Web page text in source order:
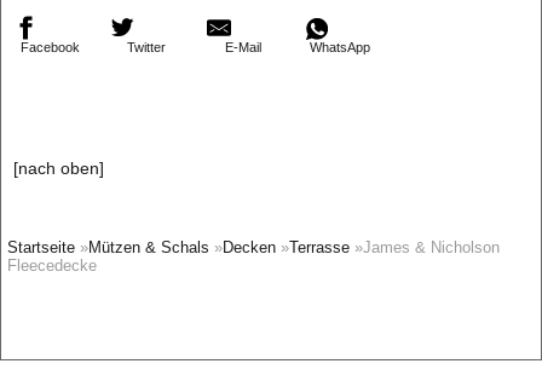
Facebook Twitter E-Mail WhatsApp
[nach oben]
Startseite »Mützen & Schals »Decken »Terrasse »James & Nicholson
Fleecedecke